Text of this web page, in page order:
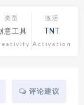
类型
意工具
激活
TNT
Activation
评论建议